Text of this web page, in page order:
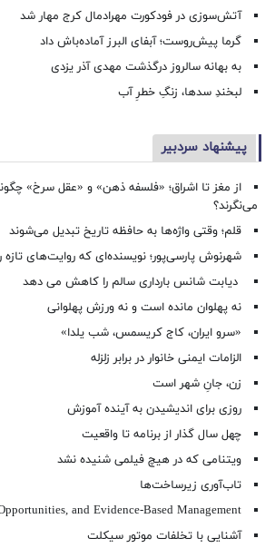
آتش‌سوزی در فودکورت مهرادمال کرج مهار شد
گرما پیش‌روست؛ آبفای البرز آماده‌باش داد
به بهانه سالروز درگذشت مهدی آذر یزدی
لبخندِ سدها، زنگِ خطرِ آب
پیشنهاد سردبیر
از مغز تا اشراق؛ «فلسفه ذهن» و «عقل سرخ»
می‌نگرند؟
قلم؛ وقتی واژه‌ها به حافظه تاریخ تبدیل می‌شوند
شهرنوش پارسی‌پور؛ نویسنده‌ای که روایت‌های تازه
دیابت شانس بارداری سالم را کاهش می دهد
نه پهلوان مانده است و نه ورزش پهلوانی
«سرو ایران، کاج کریسمس، شب یلدا»
الزامات ایمنی خانوار در برابر زلزله
زن، جانِ شهر است
روزی برای اندیشیدن به آینده آموزش
چهل سال گذار از برنامه تا واقعیت
ویتنامی که در هیچ فیلمی شنیده نشد
تاب‌آوری زیرساخت‌ها
and Evidence-Based Management
آشنایی با تخلفات موتور سیکلت